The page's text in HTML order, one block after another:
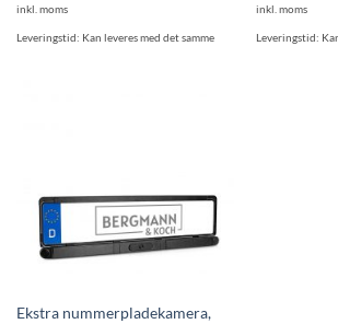
inkl. moms
Leveringstid: Kan leveres med det samme
inkl. moms
Leveringstid:
Ekstra nummerpladekamera,